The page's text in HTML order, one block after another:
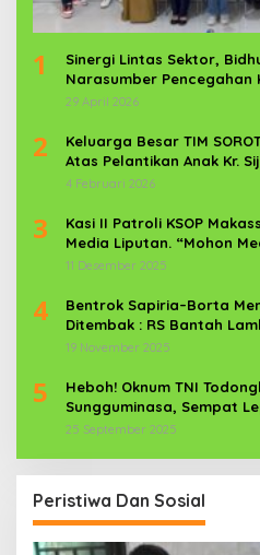
1
Sinergi Lintas Sektor,
Narasumber Pencegahan
Anak
29 April 2026
2
Keluarga Besar TIM
Atas Pelantikan Anak Kr.
News Com Sebagai
4 Februari 2026
3
Kasi II Patroli KSOP
Media Liputan. “Mohon
11 Desember 2025
4
Bentrok Sapiria–Borta
Ditembak : RS Bantah
Aparat TNI-POLRI
19 November 2025
5
Heboh! Oknum TNI
Sungguminasa, Sempat
25 September 2025
Peristiwa Dan Sosial